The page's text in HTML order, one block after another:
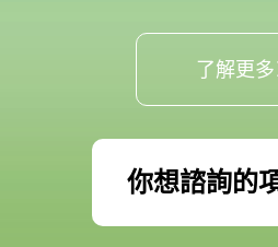
了解更多
你想諮詢的